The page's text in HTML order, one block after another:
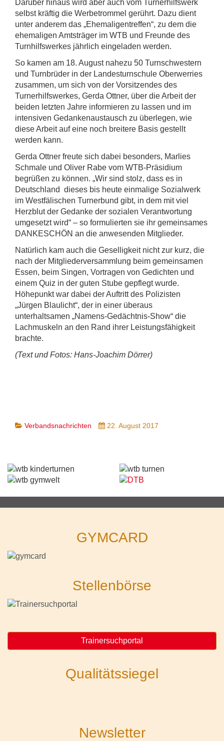
Darüber hinaus wird aber auch vom Turnerhilfswerk
selbst kräftig die Werbetrommel gerührt. Dazu dient
unter anderem das „Ehemaligentreffen“, zu dem die
ehemaligen Amtsträger im WTB und Freunde des
Turnhilfswerkes jährlich eingeladen werden.
So kamen am 18. August nahezu 50 Turnschwestern
und Turnbrüder in der Landesturnschule Oberwerries
zusammen, um sich von der Vorsitzendes des
Turnerhilfswerkes, Gerda Ottner, über die Arbeit der
beiden letzten Jahre informieren zu lassen und im
intensiven Gedankenaustausch zu überlegen, wie
diese Arbeit auf eine noch breitere Basis gestellt
werden kann.
Gerda Ottner freute sich dabei besonders, Marlies
Schmale und Oliver Rabe vom WTB-Präsidium
begrüßen zu können. „Wir sind stolz, dass es in
Deutschland dieses bis heute einmalige Sozialwerk
im Westfälischen Turnerbund gibt, in dem mit viel
Herzblut der Gedanke der sozialen Verantwortung
umgesetzt wird“ – so formulierten sie ihr gemeinsames
DANKESCHÖN an die anwesenden Mitglieder.
Natürlich kam auch die Geselligkeit nicht zur kurz, die
nach der Mitgliederversammlung beim gemeinsamen
Essen, beim Singen, Vortragen von Gedichten und
einem Quiz in der guten Stube gepflegt wurde.
Höhepunkt war dabei der Auftritt des Polizisten
„Jürgen Blaulicht“, der in einer überaus
unterhaltsamen „Namens-Gedächtnis-Show“ die
Lachmuskeln an den Rand ihrer Leistungsfähigkeit
brachte.
(Text und Fotos: Hans-Joachim Dörrer)
Verbandsnachrichten 22. August 2017
GYMCARD
Stellenbörse
Trainersuchportal
Qualitätssiegel
Newsletter